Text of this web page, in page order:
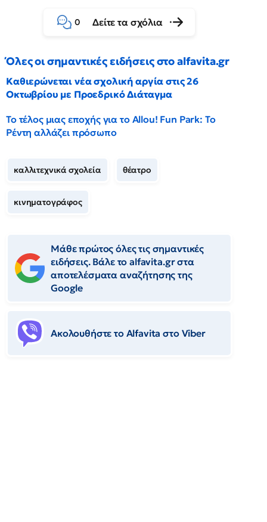
0 Δείτε τα σχόλια
Όλες οι σημαντικές ειδήσεις στο alfavita.gr
Καθιερώνεται νέα σχολική αργία στις 26
Οκτωβρίου με Προεδρικό Διάταγμα
Το τέλος μιας εποχής για το Allou! Fun Park: Το
Ρέντη αλλάζει πρόσωπο
καλλιτεχνικά σχολεία θέατρο
κινηματογράφος
Μάθε πρώτος όλες τις σημαντικές
ειδήσεις. Βάλε το alfavita.gr στα
αποτελέσματα αναζήτησης της
Google
Ακολουθήστε το Αlfavita στο Viber